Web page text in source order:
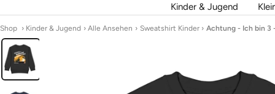
Kinder & Jugend
Shop › Kinder & Jugend › Alle Ansehen › Sweatshirt Kinder › Achtung - Ich bin 3